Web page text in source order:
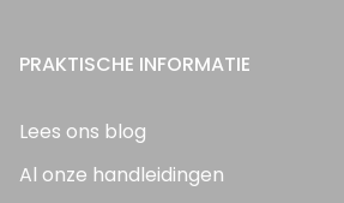
PRAKTISCHE INFORMATIE
Lees ons blog
Al onze handleidingen